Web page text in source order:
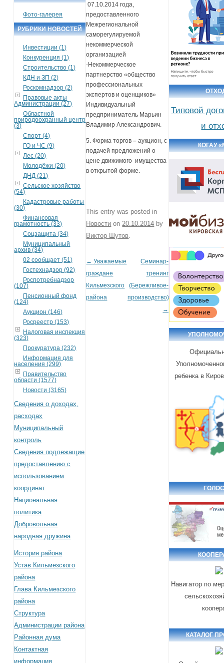
Фото-галерея
РУБРИКИ НОВОСТЕЙ
Инвестиции (1)
Конкуренция (1)
Строительство (1)
КДН и ЗП (2)
Роскомнадзор (2)
Правовые акты
Администрации (27)
Областной
природоохранный центр
(3)
Спорт (4)
ГО и ЧС (9)
Лес (20)
Молодёжи (20)
ДНД (21)
Сельское хозяйство
(54)
Кадастровые работы
(30)
Финансовая
грамотность (33)
Соцзащита (34)
Муниципальный
архив (34)
02 сообщает (51)
Гостехнадзор (92)
Роспотребнадзор
(107)
Пенсионный фонд
(124)
Аукцион (146)
Росреестр (153)
Налоговая инспекция
(323)
Прокуратура (232)
Информация для
населения (299)
Правительство
области (1577)
Новости (3165)
Сведения о доходах,
расходах
Муниципальный
контроль
Сведения подлежащие
предоставлению с
использованием
координат
Национальная
политика
Добровольная
народная дружина
История района
Устав Кильмезского
района
Глава Кильмезского
района
Структура
Администрации района
Районная дума
Контактная
информация
07.10.2014 года,
предоставленного
Межрегиональной
саморегулируемой
некоммерческой
организацией
-Некоммерческое
партнерство «общество
профессиональных
экспертов и оценщиков»
Индивидуальный
предприниматель Марьин
Владимир Александрович.
5. Форма торгов –аукцион, с
подачей предложений о
цене движимого имущества
в открытой форме.
This entry was posted in
Новости on 20.10.2014 by
Виктор Шутов
Post navigation
← Уважаемые
граждане
Кильмезского
района
Семинар-
тренинг
(Бережливое-
производство)
→
Типовой
и
КОГАУ
ребенка в
Навигатор по
КАТАЛОГ